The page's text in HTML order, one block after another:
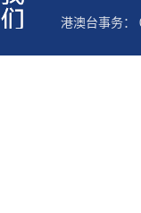
港澳台事务：